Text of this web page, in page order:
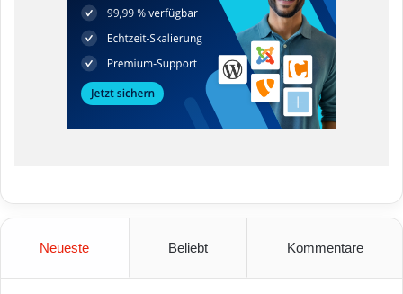
Neueste Beliebt Kommentare